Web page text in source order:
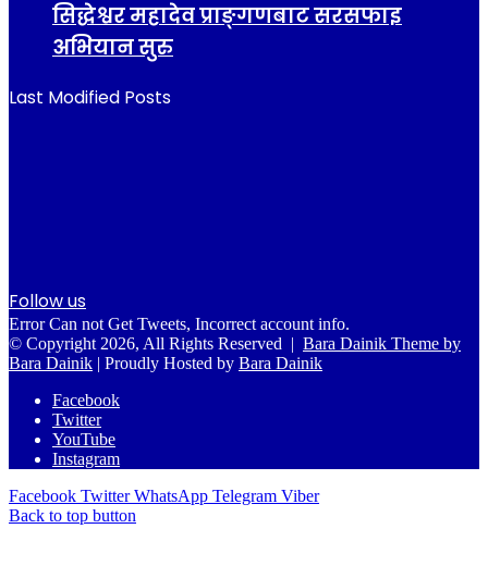
सिद्धेश्वर महादेव प्राङ्गणबाट सरसफाइ
अभियान सुरु
Last Modified Posts
Follow us
Error Can not Get Tweets, Incorrect account info.
© Copyright 2026, All Rights Reserved | Bara Dainik Theme by
Bara Dainik | Proudly Hosted by Bara Dainik
Facebook
Twitter
YouTube
Instagram
Facebook Twitter WhatsApp Telegram Viber
Back to top button